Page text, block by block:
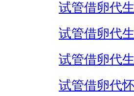
试管借卵代
试管借卵代
试管借卵代
试管借卵代